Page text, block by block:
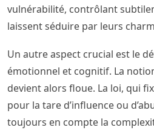
vulnérabilité, contrôlant
laissent séduire par leurs
Un autre aspect crucial est le
émotionnel et cognitif. La
devient alors floue. La loi, qui
pour la tare d’influence ou
toujours en compte la